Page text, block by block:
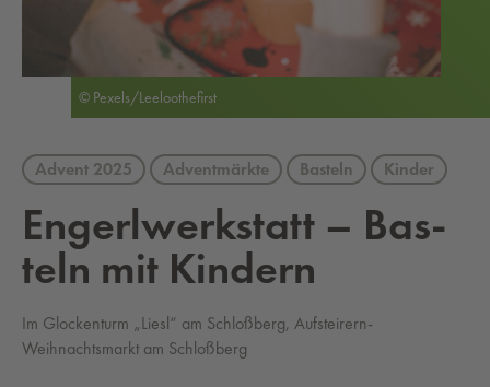
Advent 2025 Adventmärkte Basteln Kinder
En­gerl­werk­statt – Bas­
teln mit Kin­dern
Im Glockenturm „Liesl“ am Schloßberg, Aufsteirern-
Weihnachtsmarkt am Schloßberg
© Pexels/Leeloothefirst